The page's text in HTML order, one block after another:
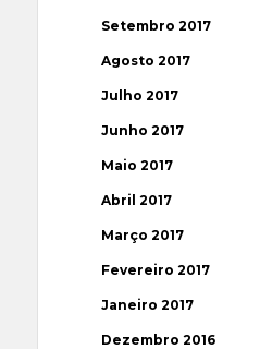
Setembro 2017
Agosto 2017
Julho 2017
Junho 2017
Maio 2017
Abril 2017
Março 2017
Fevereiro 2017
Janeiro 2017
Dezembro 2016